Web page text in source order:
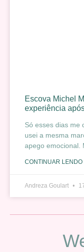
Escova Michel
experiência
Só esses dias me
usei a mesma
apego emocional.
CONTINUAR LENDO
Andreza Goulart